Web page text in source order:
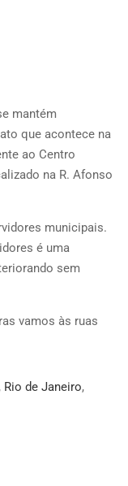
mantém
que acontece na
ao Centro
na R. Afonso
municipais.
é uma
sem
vamos às ruas
, Rio de Janeiro,